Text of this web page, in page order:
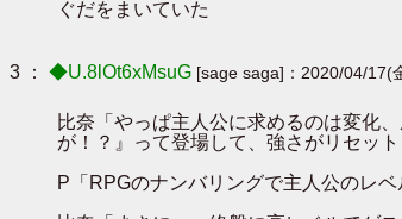
ぐだをまいていた
3 ： ◆U.8lOt6xMsuG [sage saga]：2020/04/17(
比奈「やっぱ主人公に求めるのは変化
が！？』って登場して、強さがリセッ
P「RPGのナンバリングで主人公のレ